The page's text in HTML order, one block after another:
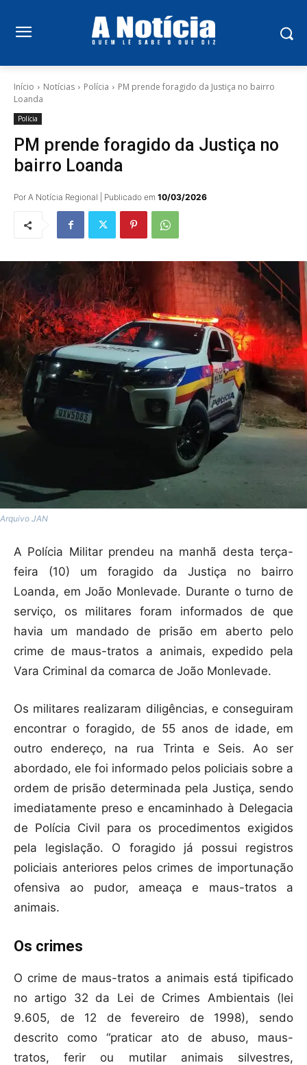
Início Notícias Polícia
PM prende foragido da Justiça no bairro
Loanda
Polícia
PM prende foragido da Justiça no
bairro Loanda
Por A Notícia Regional | Publicado em 10/03/2026
Arquivo JAN
A Polícia Militar prendeu na manhã desta terça-
feira (10) um foragido da Justiça no bairro
Loanda, em João Monlevade. Durante o turno de
serviço, os militares foram informados de que
havia um mandado de prisão em aberto pelo
crime de maus-tratos a animais, expedido pela
Vara Criminal da comarca de João Monlevade.
Os militares realizaram diligências, e conseguiram
encontrar o foragido, de 55 anos de idade, em
outro endereço, na rua Trinta e Seis. Ao ser
abordado, ele foi informado pelos policiais sobre a
ordem de prisão determinada pela Justiça, sendo
imediatamente preso e encaminhado à Delegacia
de Polícia Civil para os procedimentos exigidos
pela legislação. O foragido já possui registros
policiais anteriores pelos crimes de importunação
ofensiva ao pudor, ameaça e maus-tratos a
animais.
Os crimes
O crime de maus-tratos a animais está tipificado
no artigo 32 da Lei de Crimes Ambientais (lei
9.605, de 12 de fevereiro de 1998), sendo
descrito como “praticar ato de abuso, maus-
tratos, ferir ou mutilar animais silvestres,